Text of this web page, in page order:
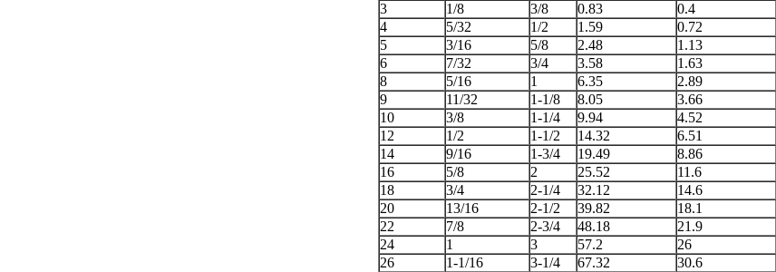
3
1/8 3/8 0.83 0.4
4
5/32 1/2 1.59 0.72
5
3/16 5/8 2.48 1.13
6
7/32 3/4 3.58 1.63
8
5/16 1 6.35 2.89
9
11/32 1-1/8 8.05 3.66
10
3/8 1-1/4 9.94 4.52
12
1/2 1-1/2 14.32 6.51
14
9/16 1-3/4 19.49 8.86
16
5/8 2 25.52 11.6
18
3/4 2-1/4 32.12 14.6
20
13/16 2-1/2 39.82 18.1
22
7/8 2-3/4 48.18 21.9
24
1 3 57.2 26
26
1-1/16 3-1/4 67.32 30.6